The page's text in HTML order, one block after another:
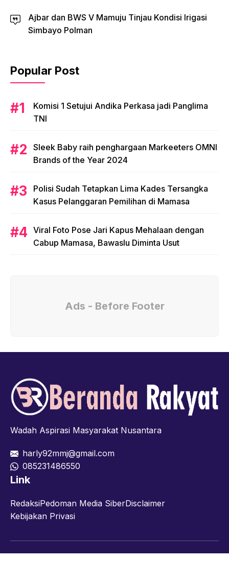
Ajbar dan BWS V Mamuju Tinjau Kondisi Irigasi
Simbayo Polman
Popular Post
Komisi 1 Setujui Andika Perkasa jadi Panglima
TNI
Sleek Baby raih penghargaan Markeeters OMNI
Brands of the Year 2024
Polisi Sudah Tetapkan Lima Kades Tersangka
Kasus Pelanggaran Pemilihan di Mamasa
Viral Foto Pose Jari Kapus Mehalaan dengan
Cabup Mamasa, Bawaslu Diminta Usut
Ads - Before Footer
Wadah Aspirasi Masyarakat Nusantara
harly92mmj@gmail.com
085231486550
Link
RedaksiPedoman Media SiberDisclaimer
Kebijakan Privasi